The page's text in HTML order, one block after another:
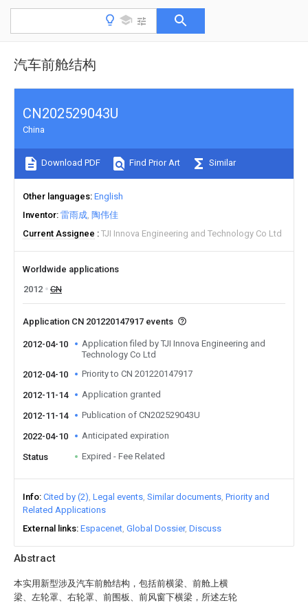
汽车前舱结构
Abstract
本实用新型涉及汽车前舱结构，包括前横梁、前舱上横
梁、左轮罩、右轮罩、前围板、前风窗下横梁，所述左轮
CN202529043U
China
Download PDF Find Prior Art Similar
Other languages English
Inventor 雷雨成 陶伟佳
Current Assignee
TJI Innova Engineering and Technology Co Ltd
Worldwide applications
2012
CN
Application CN 201220147917 events
2012-04-10
Application filed by TJI Innova Engineering and
Technology Co Ltd
2012-04-10
Priority to CN 201220147917
2012-11-14 Application granted
2012-11-14 Publication of CN202529043U
2022-04-10 Anticipated expiration
Status Expired - Fee Related
Info Cited by (2) Legal events Similar documents Priority and
Related Applications
External links Espacenet Global Dossier Discuss